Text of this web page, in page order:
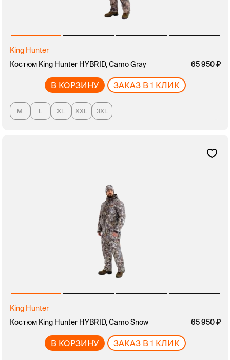
King Hunter
Костюм King Hunter HYBRID, Camo Gray
65 950
В КОРЗИНУ ЗАКАЗ В 1 КЛИК
M L XL XXL 3XL
King Hunter
Костюм King Hunter HYBRID, Camo Snow
65 950
В КОРЗИНУ ЗАКАЗ В 1 КЛИК